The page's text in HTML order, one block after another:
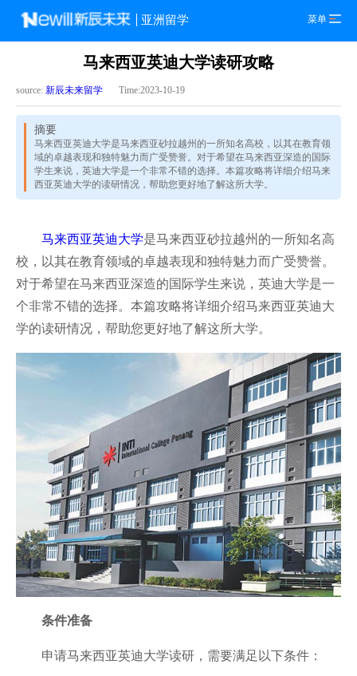
亚洲留学 菜单
马来西亚英迪大学读研攻略
source: 新辰未来留学 Time:2023-10-19
摘要
马来西亚英迪大学是马来西亚砂拉越州的一所知名高校，以其在教育领
域的卓越表现和独特魅力而广受赞誉。对于希望在马来西亚深造的国际
学生来说，英迪大学是一个非常不错的选择。本篇攻略将详细介绍马来
西亚英迪大学的读研情况，帮助您更好地了解这所大学。
马来西亚英迪大学是马来西亚砂拉越州的一所知名高
校，以其在教育领域的卓越表现和独特魅力而广受赞誉。
对于希望在马来西亚深造的国际学生来说，英迪大学是一
个非常不错的选择。本篇攻略将详细介绍马来西亚英迪大
学的读研情况，帮助您更好地了解这所大学。
条件准备
申请马来西亚英迪大学读研，需要满足以下条件：